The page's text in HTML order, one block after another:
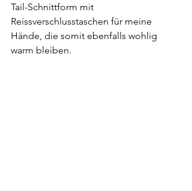
Tail-Schnittform mit
Reissverschlusstaschen für meine
Hände, die somit ebenfalls wohlig
warm bleiben.